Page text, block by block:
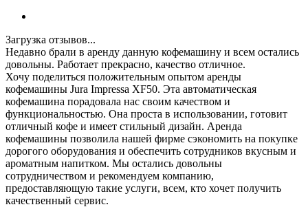
Загрузка отзывов...
Недавно брали в аренду данную кофемашину и всем остались
довольны. Работает прекрасно, качество отличное.
Хочу поделиться положительным опытом аренды
кофемашины Jura Impressa XF50. Эта автоматическая
кофемашина порадовала нас своим качеством и
функциональностью. Она проста в использовании, готовит
отличный кофе и имеет стильный дизайн. Аренда
кофемашины позволила нашей фирме сэкономить на покупке
дорогого оборудования и обеспечить сотрудников вкусным и
ароматным напитком. Мы остались довольны
сотрудничеством и рекомендуем компанию,
предоставляющую такие услуги, всем, кто хочет получить
качественный сервис.